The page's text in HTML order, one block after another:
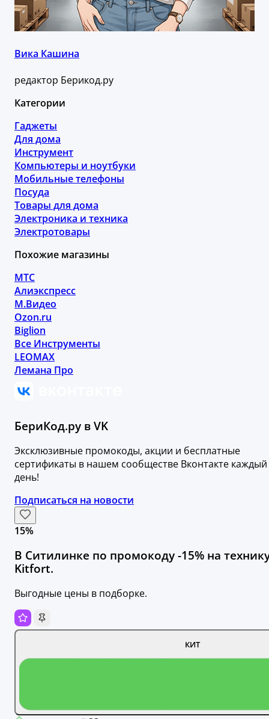
Вика Кашина
редактор Берикод.ру
Категории
Гаджеты
Для дома
Инструмент
Компьютеры и ноутбуки
Мобильные телефоны
Посуда
Товары для дома
Электроника и техника
Электротовары
Похожие магазины
МТС
Алиэкспресс
М.Видео
Ozon.ru
Biglion
Все Инструменты
LEOMAX
Лемана Про
БериКод.ру в VK
Эксклюзивные промокоды, акции и бесплатные
сертификаты в нашем сообществе Вконтакте каждый
день!
Подписаться на новости
15%
В Ситилинке по промокоду -15% на
Kitfort.
Выгодные цены в подборке.
КИТ